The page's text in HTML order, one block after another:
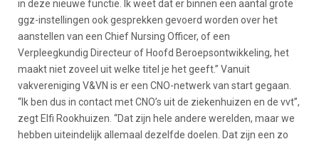
in deze nieuwe functie. Ik weet dat er binnen een aantal grote
ggz-instellingen ook gesprekken gevoerd worden over het
aanstellen van een Chief Nursing Officer, of een
Verpleegkundig Directeur of Hoofd Beroepsontwikkeling, het
maakt niet zoveel uit welke titel je het geeft.” Vanuit
vakvereniging V&VN is er een CNO-netwerk van start gegaan.
“Ik ben dus in contact met CNO’s uit de ziekenhuizen en de vvt”,
zegt Elfi Rookhuizen. “Dat zijn hele andere werelden, maar we
hebben uiteindelijk allemaal dezelfde doelen. Dat zijn een zo